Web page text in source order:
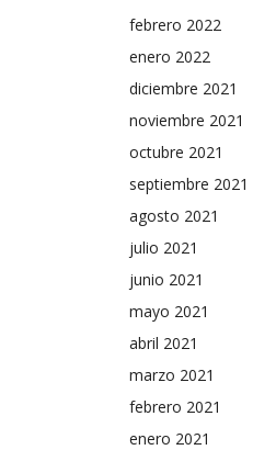
febrero 2022
enero 2022
diciembre 2021
noviembre 2021
octubre 2021
septiembre 2021
agosto 2021
julio 2021
junio 2021
mayo 2021
abril 2021
marzo 2021
febrero 2021
enero 2021